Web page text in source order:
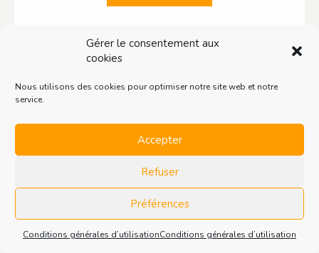
Gérer le consentement aux
cookies
Nous utilisons des cookies pour optimiser notre site web et notre
service.
Accepter
Refuser
Préférences
Conditions générales d’utilisationConditions générales d’utilisation